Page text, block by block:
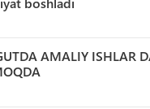
AMALIY ISHLAR